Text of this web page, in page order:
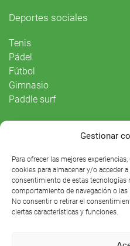
Gestionar
Para ofrecer las mejores
cookies para almacenar y/o acceder
consentimiento de estas tecnologías
comportamiento de navegación o
No consentir o retirar el
ciertas características y funciones.
Deportes sociales
Tenis
Pádel
Fútbol
Gimnasio
Paddle surf
Agenda